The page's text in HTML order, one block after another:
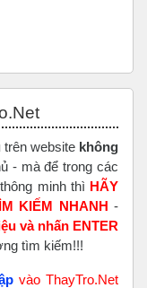
trên website không
- mà để trong các
minh thì HÃY
KIẾM NHANH -
và nhấn ENTER
tìm kiếm!!!
vào ThayTro.Net